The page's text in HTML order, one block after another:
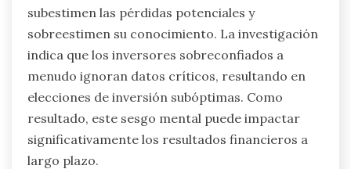
subestimen las pérdidas potenciales y
sobreestimen su conocimiento. La investigación
indica que los inversores sobreconfiados a
menudo ignoran datos críticos, resultando en
elecciones de inversión subóptimas. Como
resultado, este sesgo mental puede impactar
significativamente los resultados financieros a
largo plazo.